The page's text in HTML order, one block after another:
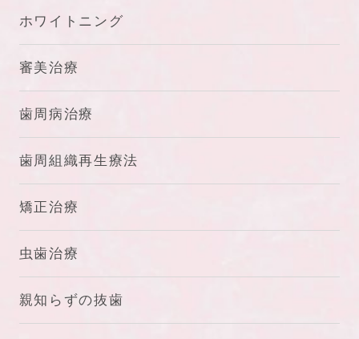
ホワイトニング
審美治療
歯周病治療
歯周組織再生療法
矯正治療
虫歯治療
親知らずの抜歯